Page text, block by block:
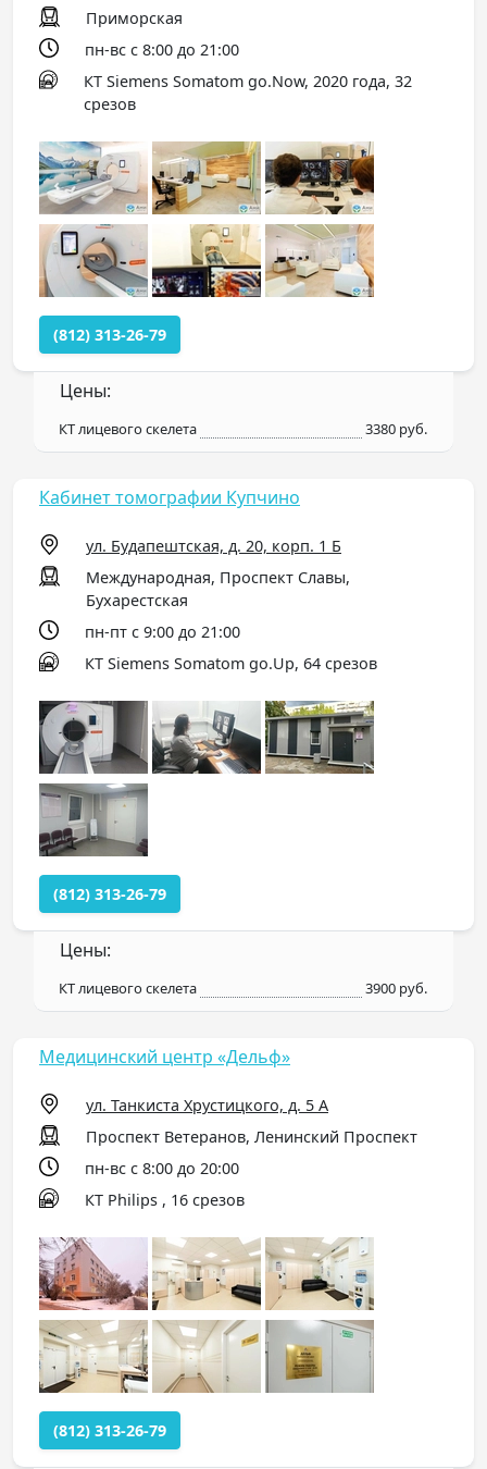
Приморская
пн-вс с 8:00 до 21:00
КТ Siemens Somatom go.Now, 2020 года, 32
срезов
(812) 313-26-79
Цены:
КТ лицевого скелета 3380 руб.
Кабинет томографии Купчино
ул. Будапештская, д. 20, корп. 1 Б
Международная, Проспект Славы,
Бухарестская
пн-пт с 9:00 до 21:00
КТ Siemens Somatom go.Up, 64 срезов
(812) 313-26-79
Цены:
КТ лицевого скелета 3900 руб.
Медицинский центр «Дельф»
ул. Танкиста Хрустицкого, д. 5 А
Проспект Ветеранов, Ленинский Проспект
пн-вс с 8:00 до 20:00
КТ Philips , 16 срезов
(812) 313-26-79